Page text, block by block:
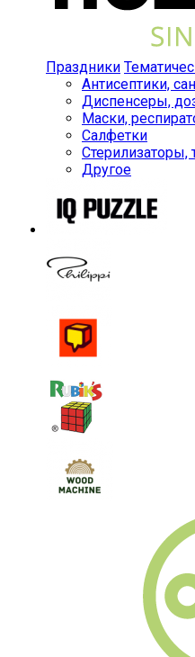
Праздники
Антисептики,
Диспенсеры,
Маски,
Салфетки
Другое